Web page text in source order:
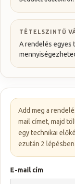
TÉTELSZINTŰ
A rendelés egyes
Add meg a
mail címet, majd
egy technikai
ezután 2
E-mail cím